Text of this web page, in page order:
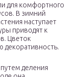
для комфортного
В зимний
наступает
приводят к
Цветок
декоративность.
деления